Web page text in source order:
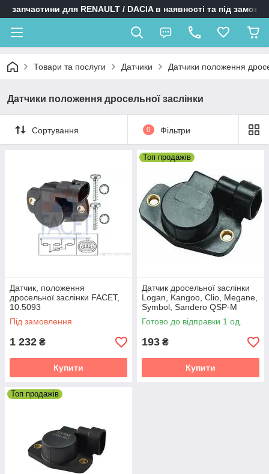
запчастини для RENAULT / DACIA в наявності та під
Товари та послуги Датчики Датчики положення
Датчики положення дросельної заслінки
Сортування 0 Фільтри
Датчик, положення
дросельної заслінки FACET,
10.5093
Під замовлення
1 232 ₴
Купити
Топ продажів
Датчик дросельної заслінки
Logan, Kangoo, Clio, Megane,
Symbol, Sandero QSP-M
Готово до відправки 1 од.
193 ₴
Купити
Топ продажів